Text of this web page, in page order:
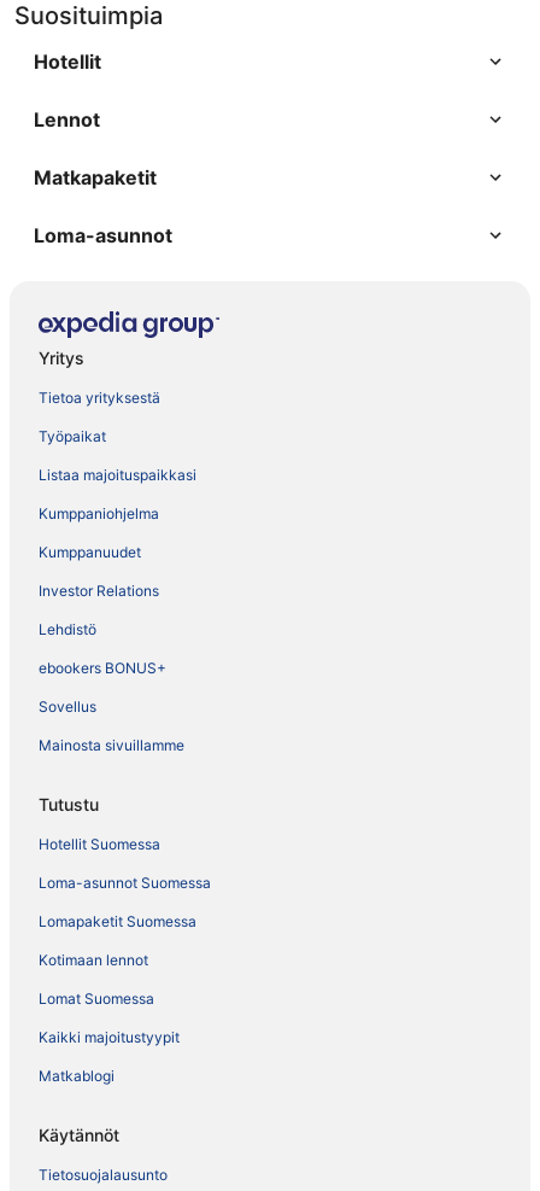
Suosituimpia
Hotellit
Lennot
Matkapaketit
Loma-asunnot
Yritys
Tietoa yrityksestä
Työpaikat
Listaa majoituspaikkasi
Kumppaniohjelma
Kumppanuudet
Investor Relations
Lehdistö
ebookers BONUS+
Sovellus
Mainosta sivuillamme
Tutustu
Hotellit Suomessa
Loma-asunnot Suomessa
Lomapaketit Suomessa
Kotimaan lennot
Lomat Suomessa
Kaikki majoitustyypit
Matkablogi
Käytännöt
Tietosuojalausunto